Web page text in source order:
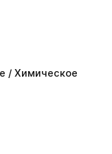
/ Химическое